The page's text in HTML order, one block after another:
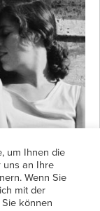
Intimate
GmbH
rights
um Ihnen die
uns an Ihre
Wenn Sie
mit der
können